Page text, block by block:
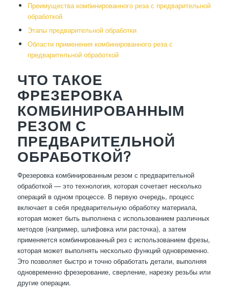
Преимущества комбинированного реза с предварительной
обработкой
Этапы предварительной обработки
Области применения комбинированного реза с
предварительной обработкой
ЧТО ТАКОЕ
ФРЕЗЕРОВКА
КОМБИНИРОВАННЫМ
РЕЗОМ С
ПРЕДВАРИТЕЛЬНОЙ
ОБРАБОТКОЙ?
Фрезеровка комбинированным резом с предварительной
обработкой — это технология, которая сочетает несколько
операций в одном процессе. В первую очередь, процесс
включает в себя предварительную обработку материала,
которая может быть выполнена с использованием различных
методов (например, шлифовка или расточка), а затем
применяется комбинированный рез с использованием фрезы,
которая может выполнять несколько функций одновременно.
Это позволяет быстро и точно обработать детали, выполняя
одновременно фрезерование, сверление, нарезку резьбы или
другие операции.